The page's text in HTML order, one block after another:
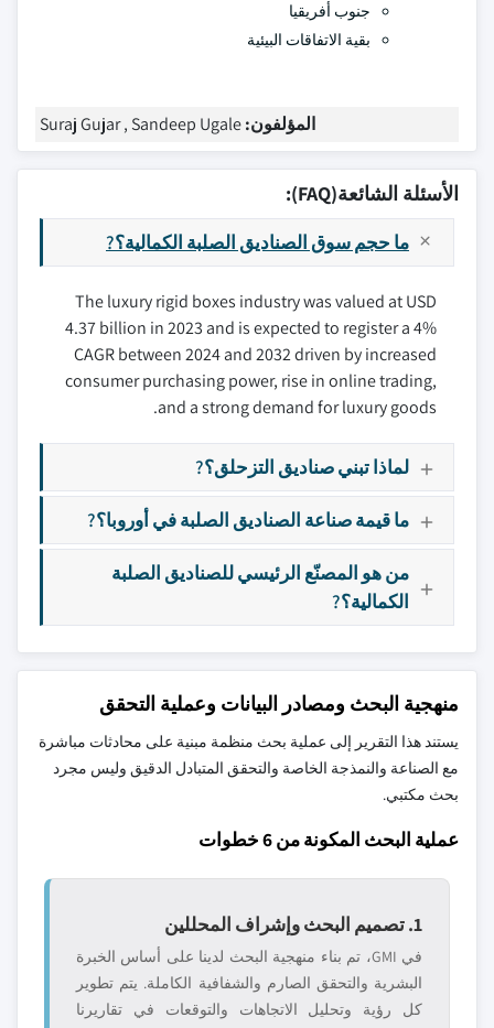
جنوب أفريقيا
بقية الاتفاقات البيئية
المؤلفون:Suraj Gujar , Sandeep Ugale
الأسئلة الشائعة(FAQ):
ما حجم سوق الصناديق الصلبة الكمالية؟?
The luxury rigid boxes industry was valued at USD
4.37 billion in 2023 and is expected to register a 4%
CAGR between 2024 and 2032 driven by increased
consumer purchasing power, rise in online trading,
and a strong demand for luxury goods.
لماذا تبني صناديق التزحلق؟?
ما قيمة صناعة الصناديق الصلبة في أوروبا؟?
من هو المصنّع الرئيسي للصناديق الصلبة
الكمالية؟?
منهجية البحث ومصادر البيانات وعملية التحقق
يستند هذا التقرير إلى عملية بحث منظمة مبنية على محادثات مباشرة
مع الصناعة والنمذجة الخاصة والتحقق المتبادل الدقيق وليس مجرد
بحث مكتبي.
عملية البحث المكونة من 6 خطوات
1. تصميم البحث وإشراف المحللين
في GMI، تم بناء منهجية البحث لدينا على أساس الخبرة
البشرية والتحقق الصارم والشفافية الكاملة. يتم تطوير
كل رؤية وتحليل الاتجاهات والتوقعات في تقاريرنا